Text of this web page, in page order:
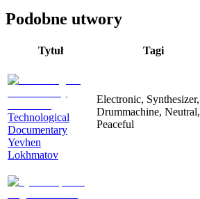
Podobne utwory
Tytuł Tagi
Technological
Documentary
Yevhen
Lokhmatov
Electronic, Synthesizer,
Drummachine, Neutral,
Peaceful